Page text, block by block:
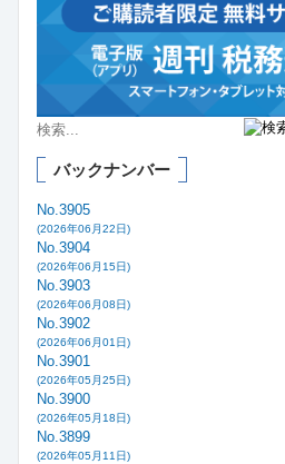
バックナンバー
No.3905
(2026年06月22日)
No.3904
(2026年06月15日)
No.3903
(2026年06月08日)
No.3902
(2026年06月01日)
No.3901
(2026年05月25日)
No.3900
(2026年05月18日)
No.3899
(2026年05月11日)